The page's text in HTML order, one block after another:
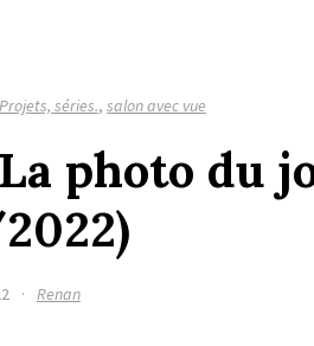
Projets, séries., salon avec vue
photo du
· Renan